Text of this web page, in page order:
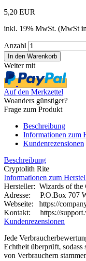
5,20 EUR
inkl. 19% MwSt. (MwSt
Anzahl
Weiter mit
Auf den Merkzettel
Woanders günstiger?
Frage zum Produkt
Beschreibung
Informationen zum
Kundenrezensionen
Beschreibung
Cryptolith Rite
Informationen zum
Hersteller: Wizards of the
Adresse: P.O.Box 707
Webseite:
https://
Kontakt: https://
Kundenrezensionen
Jede
Echtheit überprüft, sodass
von Verbrauchern